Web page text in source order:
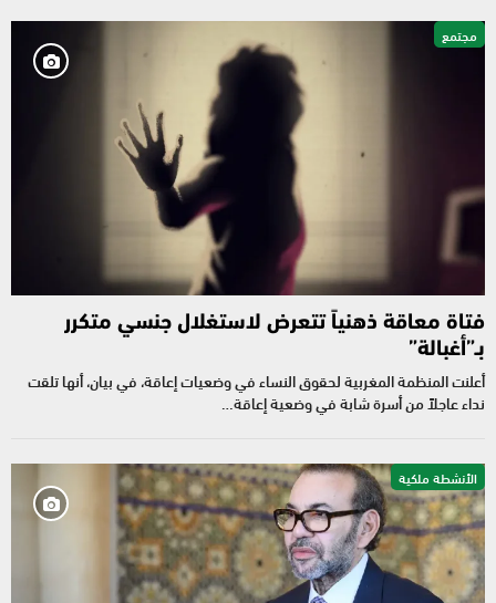
مجتمع
فتاة معاقة ذهنياً تتعرض لاستغلال جنسي متكرر
بـ”أغبالة”
أعلنت المنظمة المغربية لحقوق النساء في وضعيات إعاقة، في بيان، أنها تلقت
نداء عاجلاً من أسرة شابة في وضعية إعاقة…
الأنشطة ملكية